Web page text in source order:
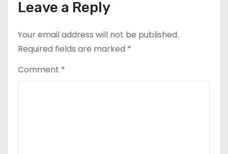
n
Leave a Reply
Your email address will not be published.
Required fields are marked *
Comment *